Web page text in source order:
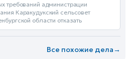
требований администрации
Каракудукский сельсовет
области отказать
Все похожие дела→